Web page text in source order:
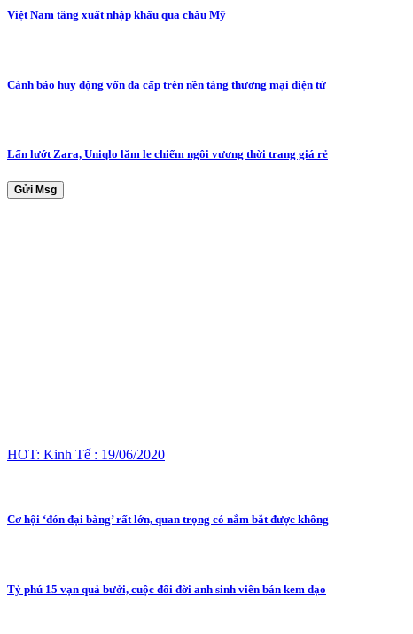
Việt Nam tăng xuất nhập khẩu qua châu Mỹ
Cảnh báo huy động vốn đa cấp trên nền tảng thương mại điện tử
Lấn lướt Zara, Uniqlo lăm le chiếm ngôi vương thời trang giá rẻ
Gửi Msg
HOT: Kinh Tế : 19/06/2020
Cơ hội ‘đón đại bàng’ rất lớn, quan trọng có nắm bắt được không
Tỷ phú 15 vạn quả bưởi, cuộc đổi đời anh sinh viên bán kem dạo